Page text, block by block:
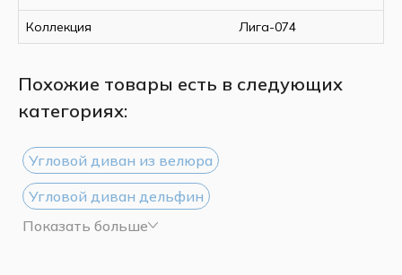
Коллекция Лига-074
Похожие товары есть в следующих
категориях:
Угловой диван из велюра
Угловой диван дельфин
Угловой диван из рогожки
Показать больше